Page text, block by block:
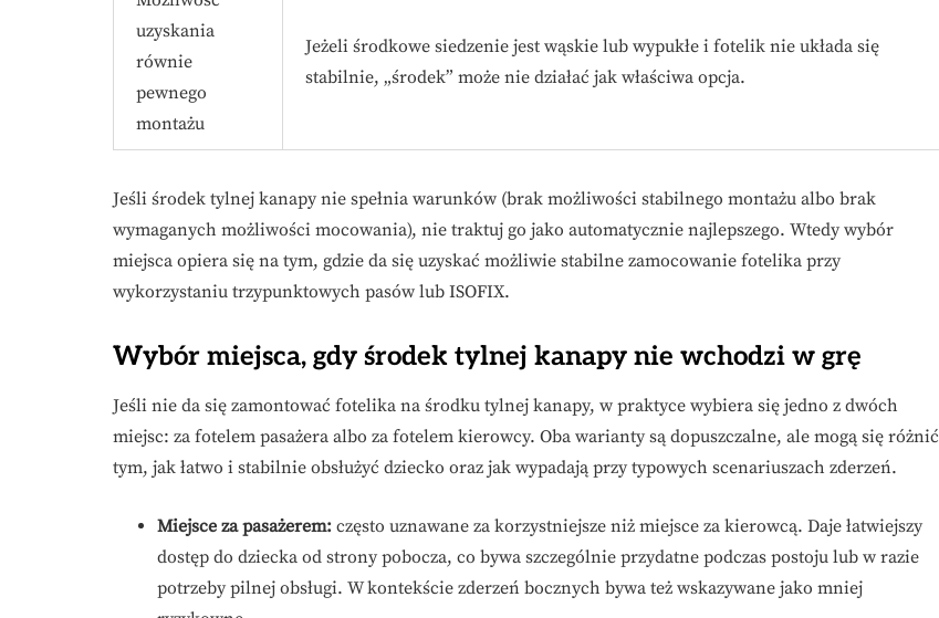
uzyskania
równie
pewnego
montażu
Jeżeli środkowe siedzenie jest wąskie lub wypukłe i fotelik nie układa się
stabilnie, „środek” może nie działać jak właściwa opcja.
Jeśli środek tylnej kanapy nie spełnia warunków (brak możliwości stabilnego montażu albo brak
wymaganych możliwości mocowania), nie traktuj go jako automatycznie najlepszego. Wtedy wybór
miejsca opiera się na tym, gdzie da się uzyskać możliwie stabilne zamocowanie fotelika przy
wykorzystaniu trzypunktowych pasów lub ISOFIX.
Wybór miejsca, gdy środek tylnej kanapy nie wchodzi w grę
Jeśli nie da się zamontować fotelika na środku tylnej kanapy, w praktyce wybiera się jedno z dwóch
miejsc: za fotelem pasażera albo za fotelem kierowcy. Oba warianty są dopuszczalne, ale mogą się różnić
tym, jak łatwo i stabilnie obsłużyć dziecko oraz jak wypadają przy typowych scenariuszach zderzeń.
Miejsce za pasażerem: często uznawane za korzystniejsze niż miejsce za kierowcą. Daje łatwiejszy
dostęp do dziecka od strony pobocza, co bywa szczególnie przydatne podczas postoju lub w razie
potrzeby pilnej obsługi. W kontekście zderzeń bocznych bywa też wskazywane jako mniej